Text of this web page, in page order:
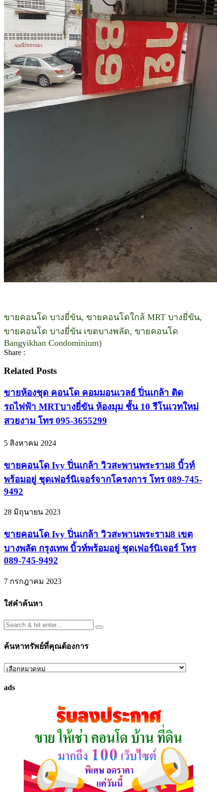
ขายคอนโด บางยี่ขัน, ขายคอนโดใกล้ MRT บางยี่ขัน,
ขายคอนโด บางยี่ขัน เขตบางพลัด, ขายคอนโด
Bangyikhan Condominium)
Share :
Related Posts
ขายห้องชุด คอนโด คอมมอนเวลธ์ ปิ่นเกล้า ติด
รถไฟฟ้า MRTบางยี่ขัน ห้องมุม ชั้น 10 รีโนเวทใหม่
สวยงาม โทร 095-3655299
5 สิงหาคม 2024
ขายคอนโด Ivy ปิ่นเกล้า วิวสะพานพระราม8 บิ้วท์
พร้อมอยู่ ชุดเฟอร์นิเจอร์จากโครงการ โทร 089-745-
9492
28 มิถุนายน 2023
ขายคอนโด Ivy ปิ่นเกล้า วิวสะพานพระราม8 เขต
บางพลัด กรุงเทพ บิ้วท์พร้อมอยู่ ชุดเฟอร์นิเจอร์ โทร
089-745-9492
7 กรกฎาคม 2023
ใส่คำค้นหา
ค้นหาทรัพย์ที่คุณต้องการ
ค้นหา
ที่
ads